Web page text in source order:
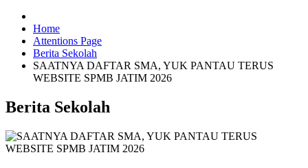
Home
Attentions Page
Berita Sekolah
SAATNYA DAFTAR SMA, YUK PANTAU TERUS
WEBSITE SPMB JATIM 2026
Berita Sekolah